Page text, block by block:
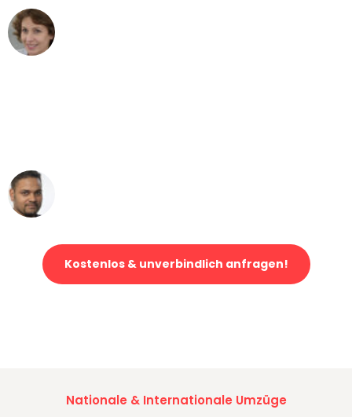
Kostenlos & unverbindlich anfragen!
Nationale & Internationale Umzüge